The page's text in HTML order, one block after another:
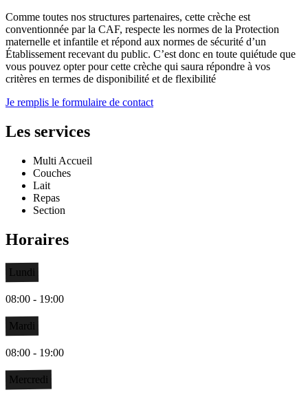
Comme toutes nos structures partenaires, cette crèche est
conventionnée par la CAF, respecte les normes de la Protection
maternelle et infantile et répond aux normes de sécurité d’un
Établissement recevant du public. C’est donc en toute quiétude que
vous pouvez opter pour cette crèche qui saura répondre à vos
critères en termes de disponibilité et de flexibilité
Je remplis le formulaire de contact
Les services
Multi Accueil
Couches
Lait
Repas
Section
Horaires
Lundi
08:00 - 19:00
Mardi
08:00 - 19:00
Mercredi